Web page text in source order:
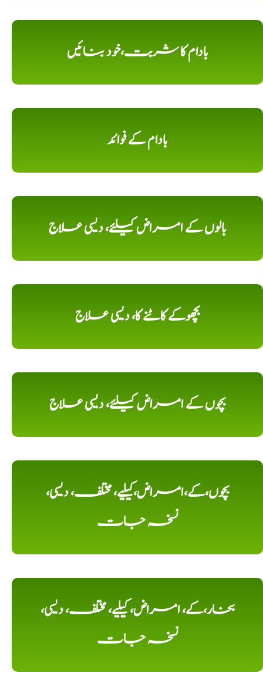
بادام کا شربت،خود بنائیں
بادام کے فوائد
بالوں کے امراض کیلئے، دیسی علاج
بچھوکے کاٹنے کا، دیسی علاج
بچوں کے امراض کیلئے، دیسی علاج
بچوں،کے،امراض،کیلیے، مختلف، دیسی،
نسخہ جات
بخار،کے، امراض، کیلیے، مختلف، دیسی،
نسخہ جات